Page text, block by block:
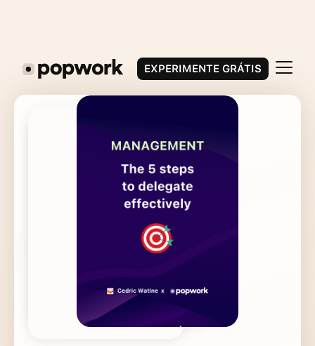
EXPERIMENTE GRÁTIS